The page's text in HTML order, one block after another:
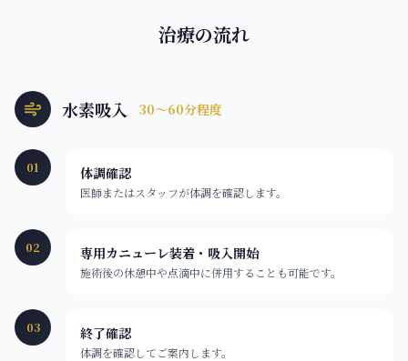
治療の流れ
水素吸入 30〜60分程度
01 体調確認
医師またはスタッフが体調を確認します。
02 専用カニューレ装着・吸入開始
施術後の休憩中や点滴中に併用することも可能です。
03 終了確認
体調を確認してご案内します。